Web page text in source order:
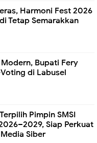
Harmoni Fest 2026
Tetap Semarakkan
Bupati Fery
di Labusel
Pimpin SMSI
Siap Perkuat
Siber